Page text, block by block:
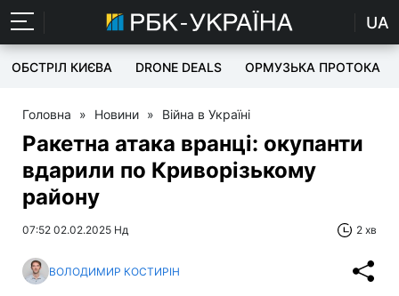
UA
ОБСТРІЛ КИЄВА DRONE DEALS ОРМУЗЬКА ПРОТОКА
Головна » Новини » Війна в Україні
Ракетна атака вранці: окупанти
вдарили по Криворізькому
району
07:52 02.02.2025 Нд 2 хв
ВОЛОДИМИР КОСТИРІН